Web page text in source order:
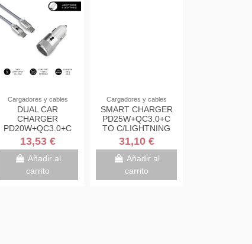
Cargadores y cables
DUAL CAR
CHARGER
PD20W+QC3.0+C
TO C/LIGHTNING S
13,53 €
Añadir al
carrito
Cargadores y cables
SMART CHARGER
PD25W+QC3.0+C
TO C/LIGHTNING
CABLE B
31,10 €
Añadir al
carrito